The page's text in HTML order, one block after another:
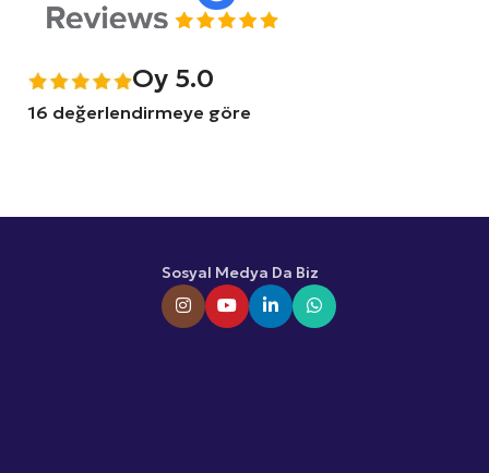
Oy 5.0
16 değerlendirmeye göre
Sosyal Medya Da Biz